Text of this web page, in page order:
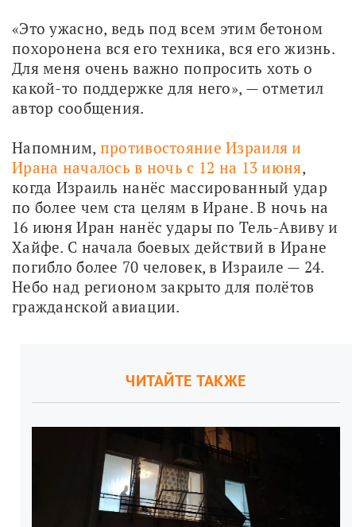
«Это ужасно, ведь под всем этим бетоном
похоронена вся его техника, вся его жизнь.
Для меня очень важно попросить хоть о
какой-то поддержке для него», — отметил
автор сообщения.
Напомним, противостояние Израиля и
Ирана началось в ночь с 12 на 13 июня,
когда Израиль нанёс массированный удар
по более чем ста целям в Иране. В ночь на
16 июня Иран нанёс удары по Тель-Авиву и
Хайфе. С начала боевых действий в Иране
погибло более 70 человек, в Израиле — 24.
Небо над регионом закрыто для полётов
гражданской авиации.
ЧИТАЙТЕ ТАКЖЕ